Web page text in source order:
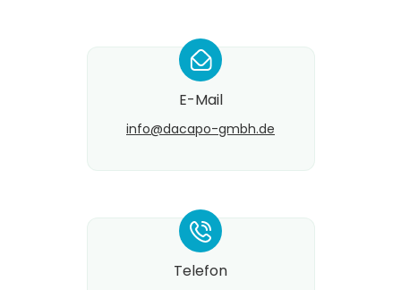
*
E-Mail
info@​dacapo-gmbh.de
*
Telefon